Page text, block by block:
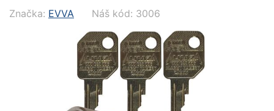
Značka: EVVA Náš kód: 3006